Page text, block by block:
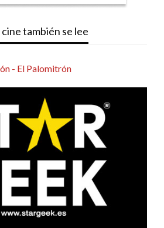
también se lee